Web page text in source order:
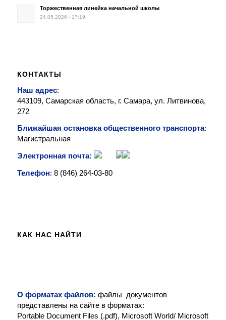
Торжественная линейка начальной школы
24.05.2026 - 17:19
КОНТАКТЫ
Наш адрес:
443109, Самарская область, г. Самара, ул. Литвинова,
272
Ближайшая остановка общественного транспорта:
Магистральная
Электронная почта:
Телефон: 8 (846) 264-03-80
КАК НАС НАЙТИ
О форматах файлов: файлы документов
представлены на сайте в форматах:
Portable Document Files (.pdf), Microsoft World/ Microsoft